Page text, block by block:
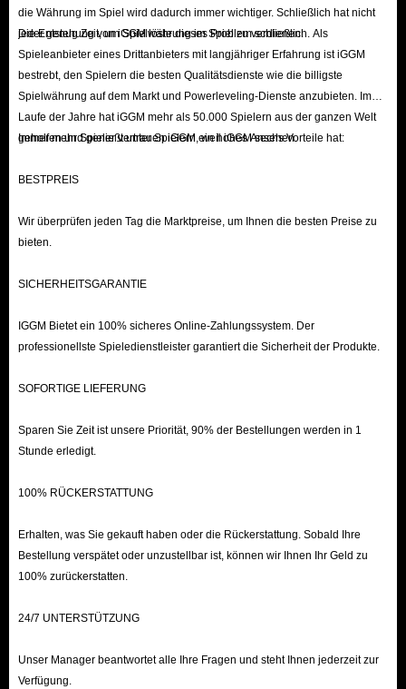
können Sie diese in den Warenkorb legen und später gemeinsam zur
Kasse gehen.
Nachdem Sie Ihre Auswahl getroffen haben, können Sie auf „Jetzt
kaufen“ klicken (klicken Sie im Warenkorb auf „Zur Kasse“), um zur
Kassenoberfläche zu gelangen.
Hier müssen Sie im Abschnitt „Lieferinformationen“ Ihre Benutzer-ID
Nachdem Sie bestätigt haben, dass Ihre persönlichen Daten und das
Spielprodukt korrekt sind, können Sie Ihre bevorzugte
Bestellstatus in Ihrem Bestellverlauf überprüfen müssen. Wenn Sie
Fragen haben, wenden Sie sich bitte umgehend an den Kundendienst.
die Währung im Spiel wird dadurch immer wichtiger. Schließlich hat nicht
jeder genug Zeit, um Spielwährung im Spiel zu verdienen.
Die Entstehung von iGGM löste dieses Problem schließlich. Als
Spieleanbieter eines Drittanbieters mit langjähriger Erfahrung ist iGGM
bestrebt, den Spielern die besten Qualitätsdienste wie die billigste
Spielwährung auf dem Markt und Powerleveling-Dienste anzubieten. Im
Laufe der Jahre hat iGGM mehr als 50.000 Spielern aus der ganzen Welt
geholfen und genießt unter Spielern ein hohes Ansehen.
Immer mehr Spieler vertrauen iGGM, weil iGGM sechs Vorteile hat:
BESTPREIS
Wir überprüfen jeden Tag die Marktpreise, um Ihnen die besten Preise zu
bieten.
SICHERHEITSGARANTIE
IGGM Bietet ein 100% sicheres Online-Zahlungssystem. Der
professionellste Spieledienstleister garantiert die Sicherheit der Produkte.
SOFORTIGE LIEFERUNG
Sparen Sie Zeit ist unsere Priorität, 90% der Bestellungen werden in 1
Stunde erledigt.
100% RÜCKERSTATTUNG
Erhalten, was Sie gekauft haben oder die Rückerstattung. Sobald Ihre
Bestellung verspätet oder unzustellbar ist, können wir Ihnen Ihr Geld zu
100% zurückerstatten.
24/7 UNTERSTÜTZUNG
Unser Manager beantwortet alle Ihre Fragen und steht Ihnen jederzeit zur
Verfügung.